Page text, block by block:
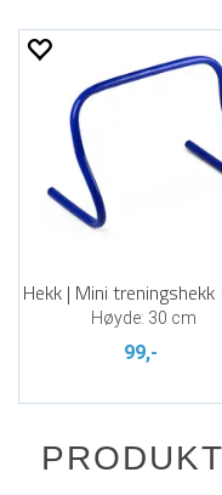
Hekk | Mini treningshekk
Høyde: 30 cm
99,-